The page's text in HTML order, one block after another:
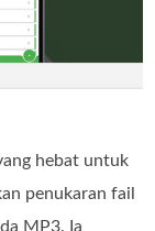
hebat untuk
penukaran fail
MP3. Ia